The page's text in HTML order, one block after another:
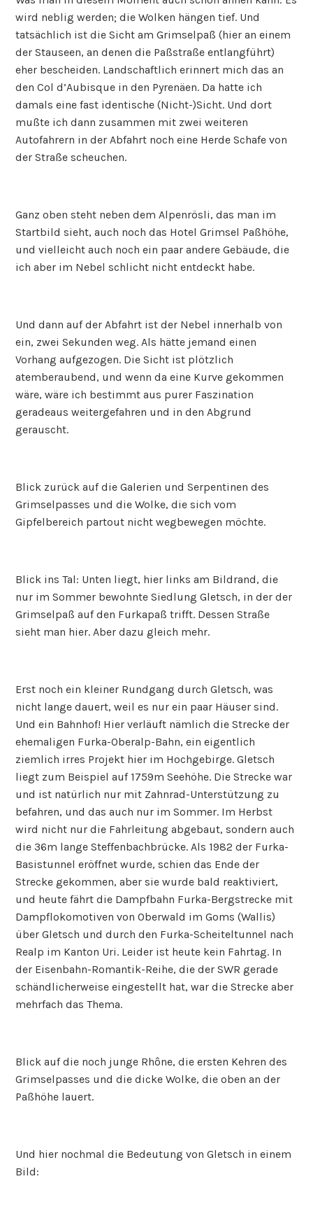
wird neblig werden; die Wolken hängen tief. Und
tatsächlich ist die Sicht am Grimselpaß (hier an einem
der Stauseen, an denen die Paßstraße entlangführt)
eher bescheiden. Landschaftlich erinnert mich das an
den Col d’Aubisque in den Pyrenäen. Da hatte ich
damals eine fast identische (Nicht-)Sicht. Und dort
mußte ich dann zusammen mit zwei weiteren
Autofahrern in der Abfahrt noch eine Herde Schafe von
der Straße scheuchen.
Ganz oben steht neben dem Alpenrösli, das man im
Startbild sieht, auch noch das Hotel Grimsel Paßhöhe,
und vielleicht auch noch ein paar andere Gebäude, die
ich aber im Nebel schlicht nicht entdeckt habe.
Und dann auf der Abfahrt ist der Nebel innerhalb von
ein, zwei Sekunden weg. Als hätte jemand einen
Vorhang aufgezogen. Die Sicht ist plötzlich
atemberaubend, und wenn da eine Kurve gekommen
wäre, wäre ich bestimmt aus purer Faszination
geradeaus weitergefahren und in den Abgrund
gerauscht.
Blick zurück auf die Galerien und Serpentinen des
Grimselpasses und die Wolke, die sich vom
Gipfelbereich partout nicht wegbewegen möchte.
Blick ins Tal: Unten liegt, hier links am Bildrand, die
nur im Sommer bewohnte Siedlung Gletsch, in der der
Grimselpaß auf den Furkapaß trifft. Dessen Straße
sieht man hier. Aber dazu gleich mehr.
Erst noch ein kleiner Rundgang durch Gletsch, was
nicht lange dauert, weil es nur ein paar Häuser sind.
Und ein Bahnhof! Hier verläuft nämlich die Strecke der
ehemaligen Furka-Oberalp-Bahn, ein eigentlich
ziemlich irres Projekt hier im Hochgebirge. Gletsch
liegt zum Beispiel auf 1759m Seehöhe. Die Strecke war
und ist natürlich nur mit Zahnrad-Unterstützung zu
befahren, und das auch nur im Sommer. Im Herbst
wird nicht nur die Fahrleitung abgebaut, sondern auch
die 36m lange Steffenbachbrücke. Als 1982 der Furka-
Basistunnel eröffnet wurde, schien das Ende der
Strecke gekommen, aber sie wurde bald reaktiviert,
und heute fährt die Dampfbahn Furka-Bergstrecke mit
Dampflokomotiven von Oberwald im Goms (Wallis)
über Gletsch und durch den Furka-Scheiteltunnel nach
Realp im Kanton Uri. Leider ist heute kein Fahrtag. In
der Eisenbahn-Romantik-Reihe, die der SWR gerade
schändlicherweise eingestellt hat, war die Strecke aber
mehrfach das Thema.
Blick auf die noch junge Rhône, die ersten Kehren des
Grimselpasses und die dicke Wolke, die oben an der
Paßhöhe lauert.
Und hier nochmal die Bedeutung von Gletsch in einem
Bild: